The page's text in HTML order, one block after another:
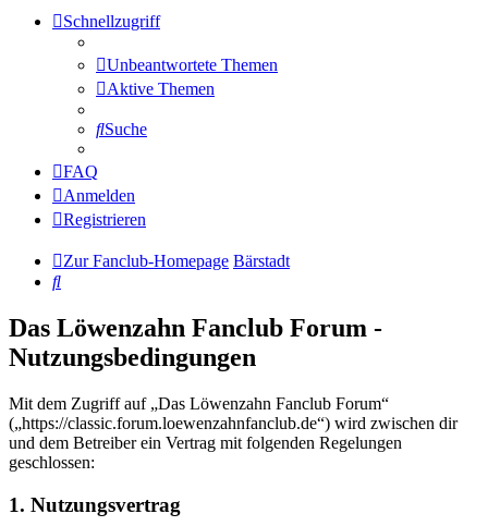
Schnellzugriff
Unbeantwortete Themen
Aktive Themen
Suche
FAQ
Anmelden
Registrieren
Zur Fanclub-Homepage Bärstadt
Suche
Das Löwenzahn Fanclub Forum -
Nutzungsbedingungen
Mit dem Zugriff auf „Das Löwenzahn Fanclub Forum“
(„https://classic.forum.loewenzahnfanclub.de“) wird zwischen dir
und dem Betreiber ein Vertrag mit folgenden Regelungen
geschlossen:
1. Nutzungsvertrag